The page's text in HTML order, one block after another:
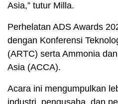
Asia,” tutur Milla.
Perhelatan ADS Awards
dengan Konferensi
(ARTC) serta Ammonia
Asia (ACCA).
Acara ini mengumpulkan